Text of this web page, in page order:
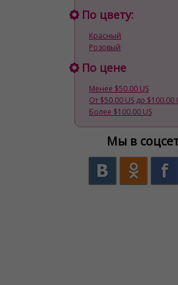
По цвету:
Красный
Розовый
По цене
Менее $50.00 US
От $50.00 US до $100.00
Более $100.00 US
Мы в